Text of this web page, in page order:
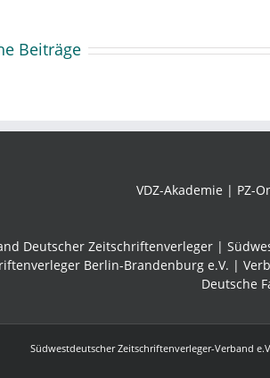
Beiträge
Aussteller
Wege
VDZ-Akademie | PZ-
Deutscher Zeitschriftenverleger |
Berlin-Brandenburg e.V. |
Deutsche
Südwestdeutscher Zeitschriftenverleger-Verband